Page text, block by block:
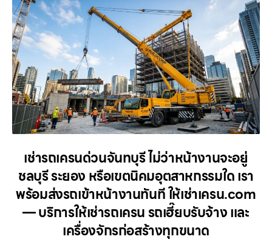
เช่ารถเครนด่วนจันทบุรี ไม่ว่าหน้างานจะอยู่
ชลบุรี ระยอง หรือเขตนิคมอุตสาหกรรมใด เรา
พร้อมส่งรถเข้าหน้างานทันที ให้เช่าเครน.com
— บริการให้เช่ารถเครน รถเฮี๊ยบรับจ้าง และ
เครื่องจักรก่อสร้างทุกขนาด